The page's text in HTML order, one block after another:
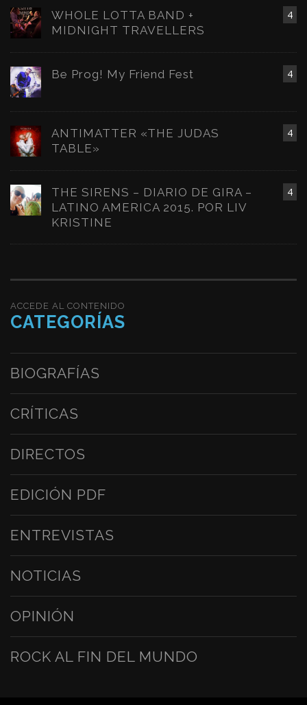
4
WHOLE LOTTA BAND +
MIDNIGHT TRAVELLERS
4
Be Prog! My Friend Fest
4
ANTIMATTER «THE JUDAS
TABLE»
4
THE SIRENS – DIARIO DE GIRA –
LATINO AMERICA 2015. POR LIV
KRISTINE
ACCEDE AL CONTENIDO
CATEGORÍAS
BIOGRAFÍAS
CRÍTICAS
DIRECTOS
EDICIÓN PDF
ENTREVISTAS
NOTICIAS
OPINIÓN
ROCK AL FIN DEL MUNDO